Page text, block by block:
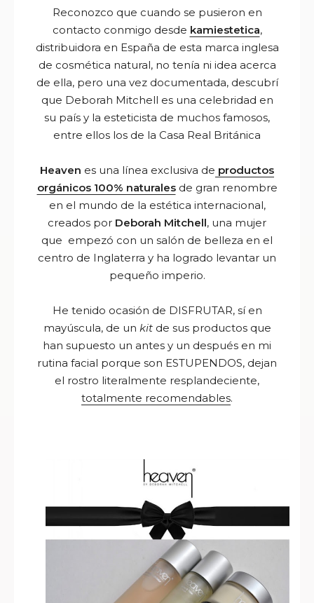
Reconozco que cuando se pusieron en
contacto conmigo desde kamiestetica,
distribuidora en España de esta marca inglesa
de cosmética natural, no tenía ni idea acerca
de ella, pero una vez documentada, descubrí
que Deborah Mitchell es una celebridad en
su país y la esteticista de muchos famosos,
entre ellos los de la Casa Real Británica
Heaven es una línea exclusiva de productos
orgánicos 100% naturalesde gran renombre
en el mundo de la estética internacional,
creados por Deborah Mitchell, una mujer
que empezó con un salón de belleza en el
centro de Inglaterra y ha logrado levantar un
pequeño imperio.
He tenido ocasión de DISFRUTAR, sí en
mayúscula, de un kitde sus productos que
han supuesto un antes y un después en mi
rutina facial porque son ESTUPENDOS, dejan
el rostro literalmente resplandeciente,
totalmente recomendables.